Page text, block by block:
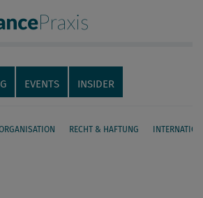
Praxis
EVENTS INSIDER
RECHT & HAFTUNG